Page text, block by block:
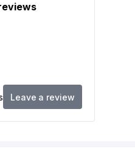
Leave a review